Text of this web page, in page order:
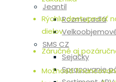
Jeantil
Rozmetadlá
SMS CZ
Sejačky
Spracovanie
Rýchlu dostupnosť
dielov
Záručné aj
Možnosti